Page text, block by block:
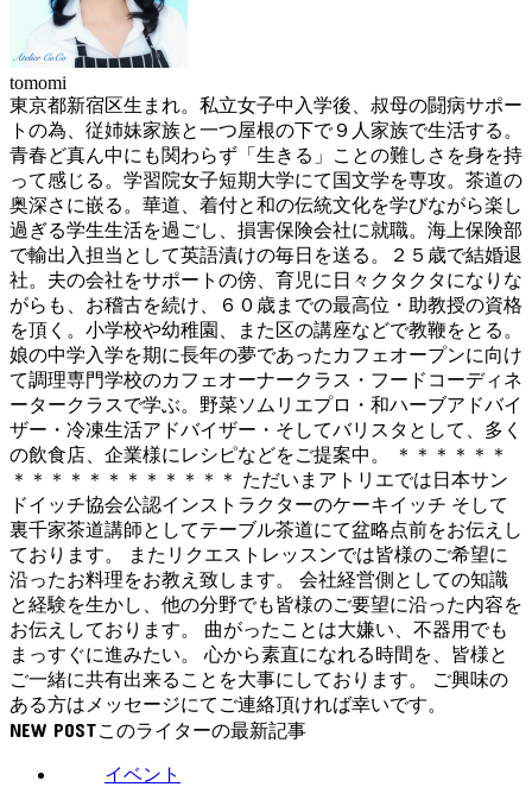
tomomi
東京都新宿区生まれ。私立女子中入学後、叔母の闘病サポー
トの為、従姉妹家族と一つ屋根の下で９人家族で生活する。
青春ど真ん中にも関わらず「生きる」ことの難しさを身を持
って感じる。学習院女子短期大学にて国文学を専攻。茶道の
奥深さに嵌る。華道、着付と和の伝統文化を学びながら楽し
過ぎる学生生活を過ごし、損害保険会社に就職。海上保険部
で輸出入担当として英語漬けの毎日を送る。２５歳で結婚退
社。夫の会社をサポートの傍、育児に日々クタクタになりな
がらも、お稽古を続け、６０歳までの最高位・助教授の資格
を頂く。小学校や幼稚園、また区の講座などで教鞭をとる。
娘の中学入学を期に長年の夢であったカフェオープンに向け
て調理専門学校のカフェオーナークラス・フードコーディネ
ータークラスで学ぶ。野菜ソムリエプロ・和ハーブアドバイ
ザー・冷凍生活アドバイザー・そしてバリスタとして、多く
の飲食店、企業様にレシピなどをご提案中。 ＊＊＊＊＊＊
＊＊＊＊＊＊＊＊＊＊＊＊ ただいまアトリエでは日本サン
ドイッチ協会公認インストラクターのケーキイッチ そして
裏千家茶道講師としてテーブル茶道にて盆略点前をお伝えし
ております。 またリクエストレッスンでは皆様のご希望に
沿ったお料理をお教え致します。 会社経営側としての知識
と経験を生かし、他の分野でも皆様のご要望に沿った内容を
お伝えしております。 曲がったことは大嫌い、不器用でも
まっすぐに進みたい。 心から素直になれる時間を、皆様と
ご一緒に共有出来ることを大事にしております。 ご興味の
ある方はメッセージにてご連絡頂ければ幸いです。
NEW POST
イベント